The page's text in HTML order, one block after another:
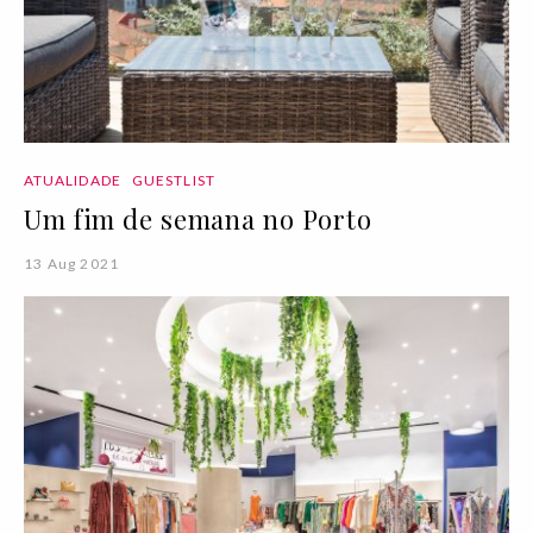
ATUALIDADE GUESTLIST
Um fim de semana no Porto
13 Aug 2021